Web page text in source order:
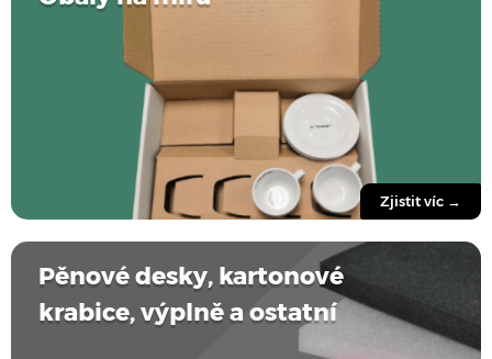
Zjistit víc →
Pěnové desky, kartonové
krabice, výplně a ostatní